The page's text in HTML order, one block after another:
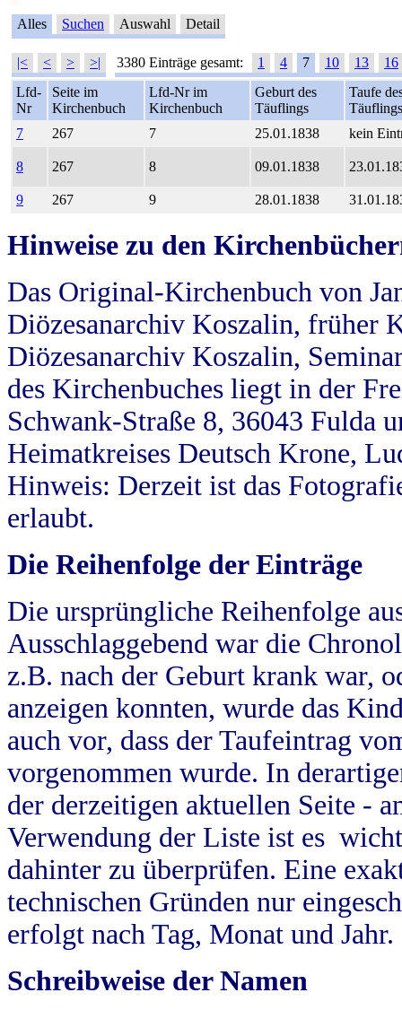
Alles Suchen Auswahl Detail
|< < > >| 3380 Einträge gesamt: 1 4 7 10 13
16
Lfd-
Nr
Seite im
Kirchenbuch
Lfd-Nr im
Kirchenbuch
Geburt des
Täuflings
Taufe
Täuflings
7
267 7 25.01.1838 kein
8 267 8 09.01.1838
9 267 9 28.01.1838
Hinweise zu den
Das Original-Kirchenbuch von
Diözesanarchiv Koszalin, früher
Diözesanarchiv Koszalin,
des Kirchenbuches liegt in der
Schwank-Straße 8, 36043 Fulda
Heimatkreises Deutsch Krone,
Hinweis: Derzeit ist das
erlaubt.
Die Reihenfolge der Einträge
Die ursprüngliche Reihenfolge
Ausschlaggebend war die
z.B. nach der Geburt krank war,
anzeigen konnten, wurde das
auch vor, dass der Taufeintrag
vorgenommen wurde. In
der derzeitigen aktuellen Seite -
Verwendung der Liste ist es
dahinter zu überprüfen. Eine
technischen Gründen nur
erfolgt nach Tag, Monat und Jahr.
Schreibweise der Namen